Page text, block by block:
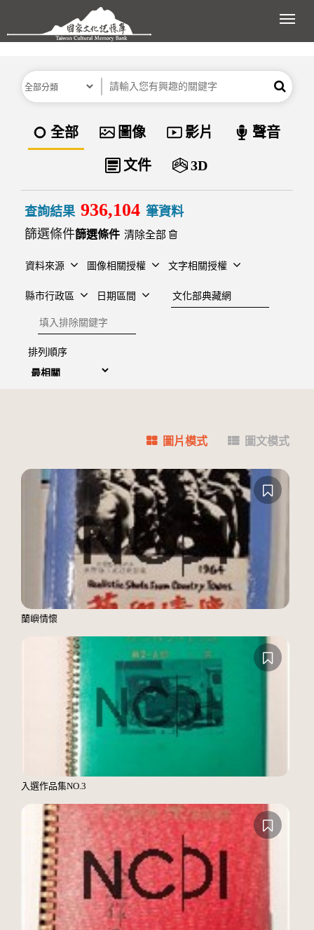
跳到主要內容區塊
展
分類 關鍵字 搜尋
資料類型
全部 圖像 影片 聲音
文件 3D
查詢結果 936,104 筆資料
篩選條件
清除全部
資料來源 圖像相關授權 文字相關授權
縣市行政區 日期區間
建檔單位
排除關鍵字
排列順序
圖片模式 圖文模式
蘭嶼情懷
入選作品集NO.3